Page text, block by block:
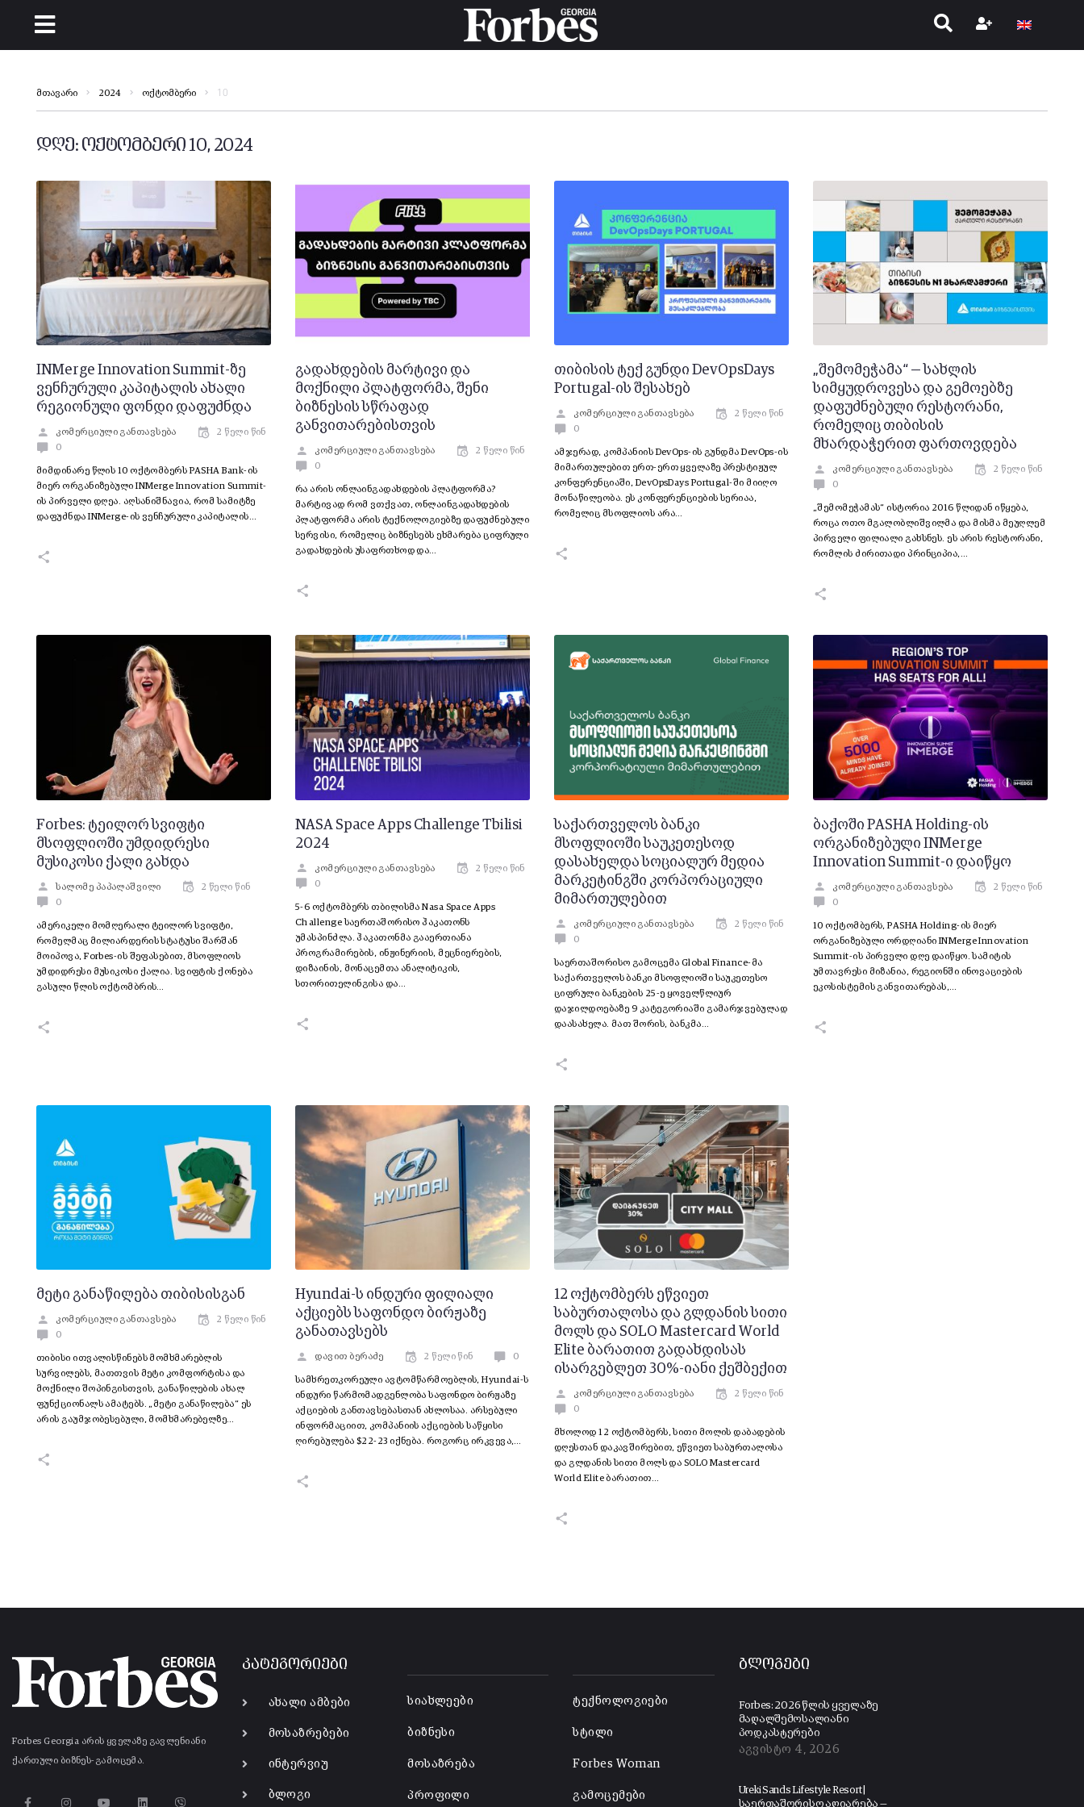
მთავარი 2024 ოქტომბერი 10
დღე: ოქტომბერი 10, 2024
INMerge Innovation Summit-ზე
ვენჩურული კაპიტალის ახალი
რეგიონული ფონდი დაფუძნდა
კომერციული განთავსება
2 წელი წინ
0
მიმდინარე წლის 10 ოქტომბერს PASHA Bank-ის
მიერ ორგანიზებული INMerge Innovation Summit-
ის პირველი დღეა. აღსანიშნავია, რომ სამიტზე
დაფუძნდა INMerge-ის ვენჩურული კაპიტალის…
გადახდების მარტივი და
მოქნილი პლატფორმა, შენი
ბიზნესის სწრაფად
განვითარებისთვის
კომერციული განთავსება
2 წელი წინ
0
რა არის ონლაინგადახდების პლატფორმა?
მარტივად რომ ვთქვათ, ონლაინგადახდების
პლატფორმა არის ტექნოლოგიებზე დაფუძნებული
სერვისი, რომელიც ბიზნესებს ეხმარება ციფრული
გადახდების უსაფრთხოდ და…
თიბისის ტექ გუნდი DevOpsDays
Portugal-ის შესახებ
კომერციული განთავსება
2 წელი წინ
0
ამჯერად, კომპანიის DevOps-ის გუნდმა DevOps-ის
მიმართულებით ერთ-ერთ ყველაზე პრესტიჟულ
კონფერენციაში, DevOpsDays Portugal-ში მიიღო
მონაწილეობა. ეს კონფერენციების სერიაა,
რომელიც მსოფლიოს არა…
„შემომეჭამა“ — სახლის
სიმყუდროვესა და გემოებზე
დაფუძნებული რესტორანი,
რომელიც თიბისის
მხარდაჭერით ფართოვდება
კომერციული განთავსება
2 წელი წინ
0
„შემომეჭამას“ ისტორია 2016 წლიდან იწყება,
როცა ოთო მგალობლიშვილმა და მისმა მეუღლემ
პირველი ფილიალი გახსნეს. ეს არის რესტორანი,
რომლის ძირითადი პრინციპია,…
Forbes: ტეილორ სვიფტი
მსოფლიოში უმდიდრესი
მუსიკოსი ქალი გახდა
სალომე პაპალაშვილი
2 წელი წინ
0
ამერიკელი მომღერალი ტეილორ სვიფტი,
რომელმაც მილიარდერის სტატუსი შარშან
მოიპოვა, Forbes-ის შეფასებით, მსოფლიოს
უმდიდრესი მუსიკოსი ქალია. სვიფტის ქონება
გასული წლის ოქტომბრის…
NASA Space Apps Challenge Tbilisi
2024
კომერციული განთავსება
2 წელი წინ
0
5-6 ოქტომბერს თბილისმა Nasa Space Apps
Challenge საერთაშორისო ჰაკათონს
უმასპინძლა. ჰაკათონმა გააერთიანა
პროგრამირების, ინჟინერიის, მეცნიერების,
დიზაინის, მონაცემთა ანალიტიკის,
სთორითელინგისა და…
საქართველოს ბანკი
მსოფლიოში საუკეთესოდ
დასახელდა სოციალურ მედია
მარკეტინგში კორპორაციული
მიმართულებით
კომერციული განთავსება
2 წელი წინ
0
საერთაშორისო გამოცემა Global Finance-მა
საქართველოს ბანკი მსოფლიოში საუკეთესო
ციფრული ბანკების 25-ე ყოველწლიურ
დაჯილდოებაზე 9 კატეგორიაში გამარჯვებულად
დაასახელა. მათ შორის, ბანკმა…
ბაქოში PASHA Holding-ის
ორგანიზებული INMerge
Innovation Summit-ი დაიწყო
კომერციული განთავსება
2 წელი წინ
0
10 ოქტომბერს, PASHA Holding-ის მიერ
ორგანიზებული ორდღიანი INMerge Innovation
Summit-ის პირველი დღე დაიწყო. სამიტის
უმთავრესი მიზანია, რეგიონში ინოვაციების
ეკოსისტემის განვითარებას,…
მეტი განაწილება თიბისისგან
კომერციული განთავსება
2 წელი წინ
0
თიბისი ითვალისწინებს მომხმარებლის
სურვილებს, მათთვის მეტი კომფორტისა და
მოქნილი შოპინგისთვის, განაწილების ახალ
ფუნქციონალს ამატებს. „მეტი განაწილება“ ეს
არის გაუმჯობესებული, მომხმარებელზე…
Hyundai-ს ინდური ფილიალი
აქციებს საფონდო ბირჟაზე
განათავსებს
დავით ბერაძე 2 წელი წინ 0
სამხრეთკორეული ავტომწარმოებლის, Hyundai-ს
ინდური წარმომადგენლობა საფონდო ბირჟაზე
აქციების განთავსებასთან ახლოსაა. არსებული
ინფორმაციით, კომპანიის აქციების საწყისი
ღირებულება $22-23 იქნება. როგორც ირკვევა,…
12 ოქტომბერს ეწვიეთ
საბურთალოსა და გლდანის სითი
მოლს და SOLO Mastercard World
Elite ბარათით გადახდისას
ისარგებლეთ 30%-იანი ქეშბექით
კომერციული განთავსება
2 წელი წინ
0
მხოლოდ 12 ოქტომბერს, სითი მოლის დაბადების
დღესთან დაკავშირებით, ეწვიეთ საბურთალოსა
და გლდანის სითი მოლს და SOLO Mastercard
World Elite ბარათით…
Forbes Georgia არის ყველაზე გავლენიანი
ქართული ბიზნეს-გამოცემა.
კატეგორიები
ახალი ამბები
მოსაზრებები
ინტერვიუ
ბლოგი
სიახლეები
ბიზნესი
მოსაზრება
პროფილი
ტექნოლოგიები
სტილი
Forbes Woman
გამოცემები
ბლოგები
Forbes: 2026 წლის ყველაზე
მაღალშემოსალიანი
პოდკასტერები
აგვისტო 4, 2026
Ureki Sands Lifestyle Resort |
საერთაშორისო აღიარება —